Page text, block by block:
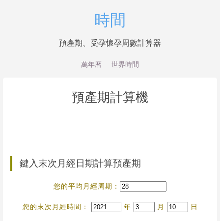
時間
預產期、受孕懷孕周數計算器
萬年曆 世界時間
預產期計算機
鍵入末次月經日期計算預產期
您的平均月經周期：
您的末次月經時間： 年 月 日